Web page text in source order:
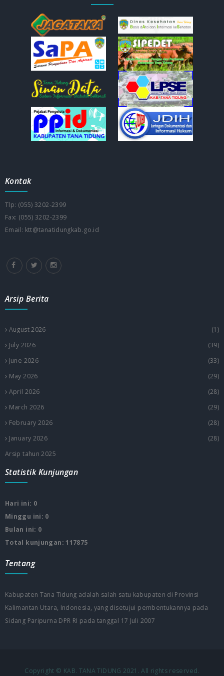
Kontak
Tlp: (055) 3202-2399
Fax: (055) 3202-2399
Email: ktt@tanatidungkab.go.id
Arsip Berita
August 2026
(1)
July 2026
(39)
June 2026
(33)
May 2026
(29)
April 2026
(28)
March 2026
(29)
February 2026
(28)
January 2026
(28)
Arsip tahun 2025
Statistik Kunjungan
Hari ini: 0
Minggu ini: 0
Bulan ini: 0
Total kunjungan: 117875
Tentang
Kabupaten Tana Tidung adalah salah satu kabupaten di Provinsi
Kalimantan Utara, Indonesia, yang disetujui pembentukannya pada
Sidang Paripurna DPR RI pada tanggal 17 Juli 2007
Copyright © KAB. TANA TIDUNG 2021. All rights reserved.